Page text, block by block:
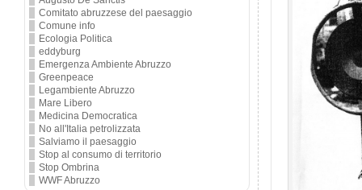
Comitato abruzzese del paesaggio
Comune info
Ecologia Politica
eddyburg
Emergenza Ambiente Abruzzo
Greenpeace
Legambiente Abruzzo
Mare Libero
Medicina Democratica
No all'Italia petrolizzata
Salviamo il paesaggio
Stop al consumo di territorio
Stop Ombrina
WWF Abruzzo